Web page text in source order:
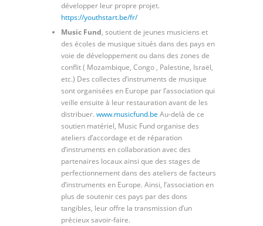
développer leur propre projet.
https://youthstart.be/fr/
Music Fund, soutient de jeunes musiciens et
des écoles de musique situés dans des pays en
voie de développement ou dans des zones de
conflit ( Mozambique, Congo , Palestine, Israël,
etc.) Des collectes d’instruments de musique
sont organisées en Europe par l’association qui
veille ensuite à leur restauration avant de les
distribuer. www.musicfund.be Au-delà de ce
soutien matériel, Music Fund organise des
ateliers d’accordage et de réparation
d’instruments en collaboration avec des
partenaires locaux ainsi que des stages de
perfectionnement dans des ateliers de facteurs
d’instruments en Europe. Ainsi, l’association en
plus de soutenir ces pays par des dons
tangibles, leur offre la transmission d’un
précieux savoir-faire.